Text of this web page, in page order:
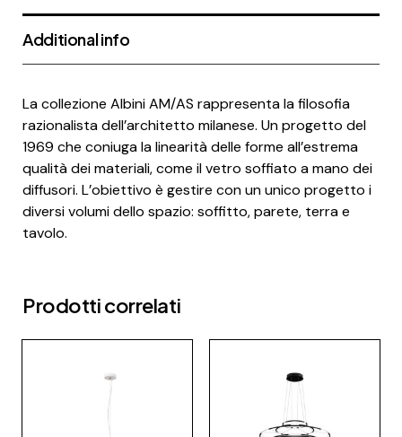
Additional info
La collezione Albini AM/AS rappresenta la filosofia
razionalista dell’architetto milanese. Un progetto del
1969 che coniuga la linearità delle forme all’estrema
qualità dei materiali, come il vetro soffiato a mano dei
diffusori. L’obiettivo è gestire con un unico progetto i
diversi volumi dello spazio: soffitto, parete, terra e
tavolo.
Prodotti correlati